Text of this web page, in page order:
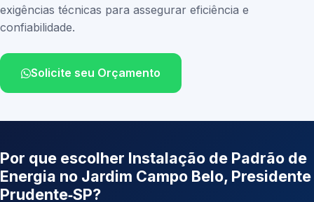
exigências técnicas para assegurar eficiência e
confiabilidade.
Solicite seu Orçamento
Por que escolher Instalação de Padrão de
Energia no Jardim Campo Belo, Presidente
Prudente‑SP?